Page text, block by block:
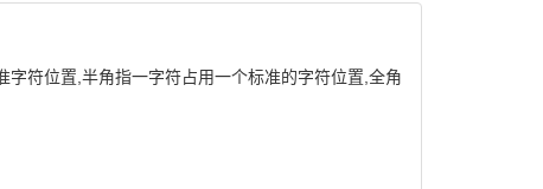
符位置,半角指一字符占用一个标准的字符位置,全角